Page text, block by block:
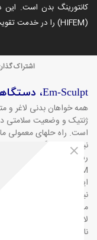
کانتورینگ بدن است. این
(HIFEM) را در خدمت تقویت عضلات به کار می‌گیرد.
اشتراک
Em-Sculpt،
همه خواهان بدنی لاغر و
ژنتیک و وضعیت سلامتی
است. راه حلهای معمولی
نیستند. دستگاه
رسیدن به اندام ایده آل را
HIFEM
این دستگاه با نام
نیز افزوده شده که امکان
می‌کند. استفاده نوآورانه
لاغری و تقویت توده
نامبرده می پردازد.